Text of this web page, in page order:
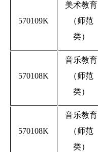
570109K
美术教育
（师范
类）
570108K
音乐教育
（师范
类）
570108K
音乐教育
（师范
类）